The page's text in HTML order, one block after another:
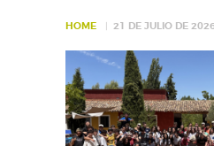
HOME 21 DE JULIO DE